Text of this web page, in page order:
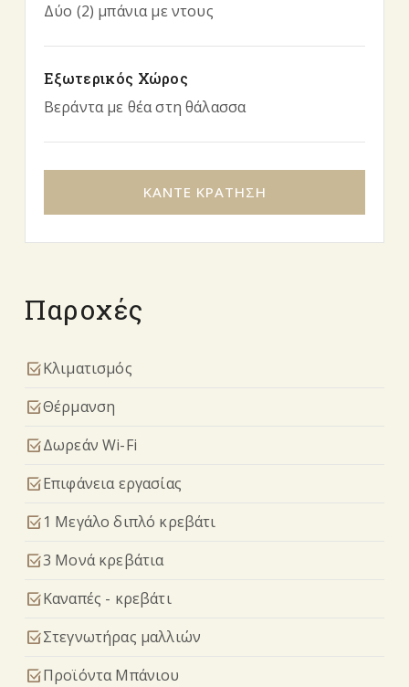
Παροχές
select_check_boxΚλιματισμός
select_check_boxΘέρμανση
select_check_boxΔωρεάν Wi-Fi
select_check_boxΕπιφάνεια εργασίας
select_check_box1 Μεγάλο διπλό κρεβάτι
select_check_box3 Μονά κρεβάτια
select_check_boxΚαναπές - κρεβάτι
select_check_boxΣτεγνωτήρας μαλλιών
select_check_boxΠροϊόντα Μπάνιου
Δύο (2) μπάνια με ντους
Εξωτερικός Χώρος
Βεράντα με θέα στη θάλασσα
ΚΑΝΤΕ ΚΡΑΤΗΣΗ